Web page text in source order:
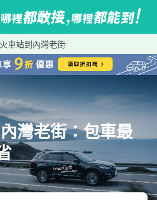
車站到內灣老街
灣老街：包車最